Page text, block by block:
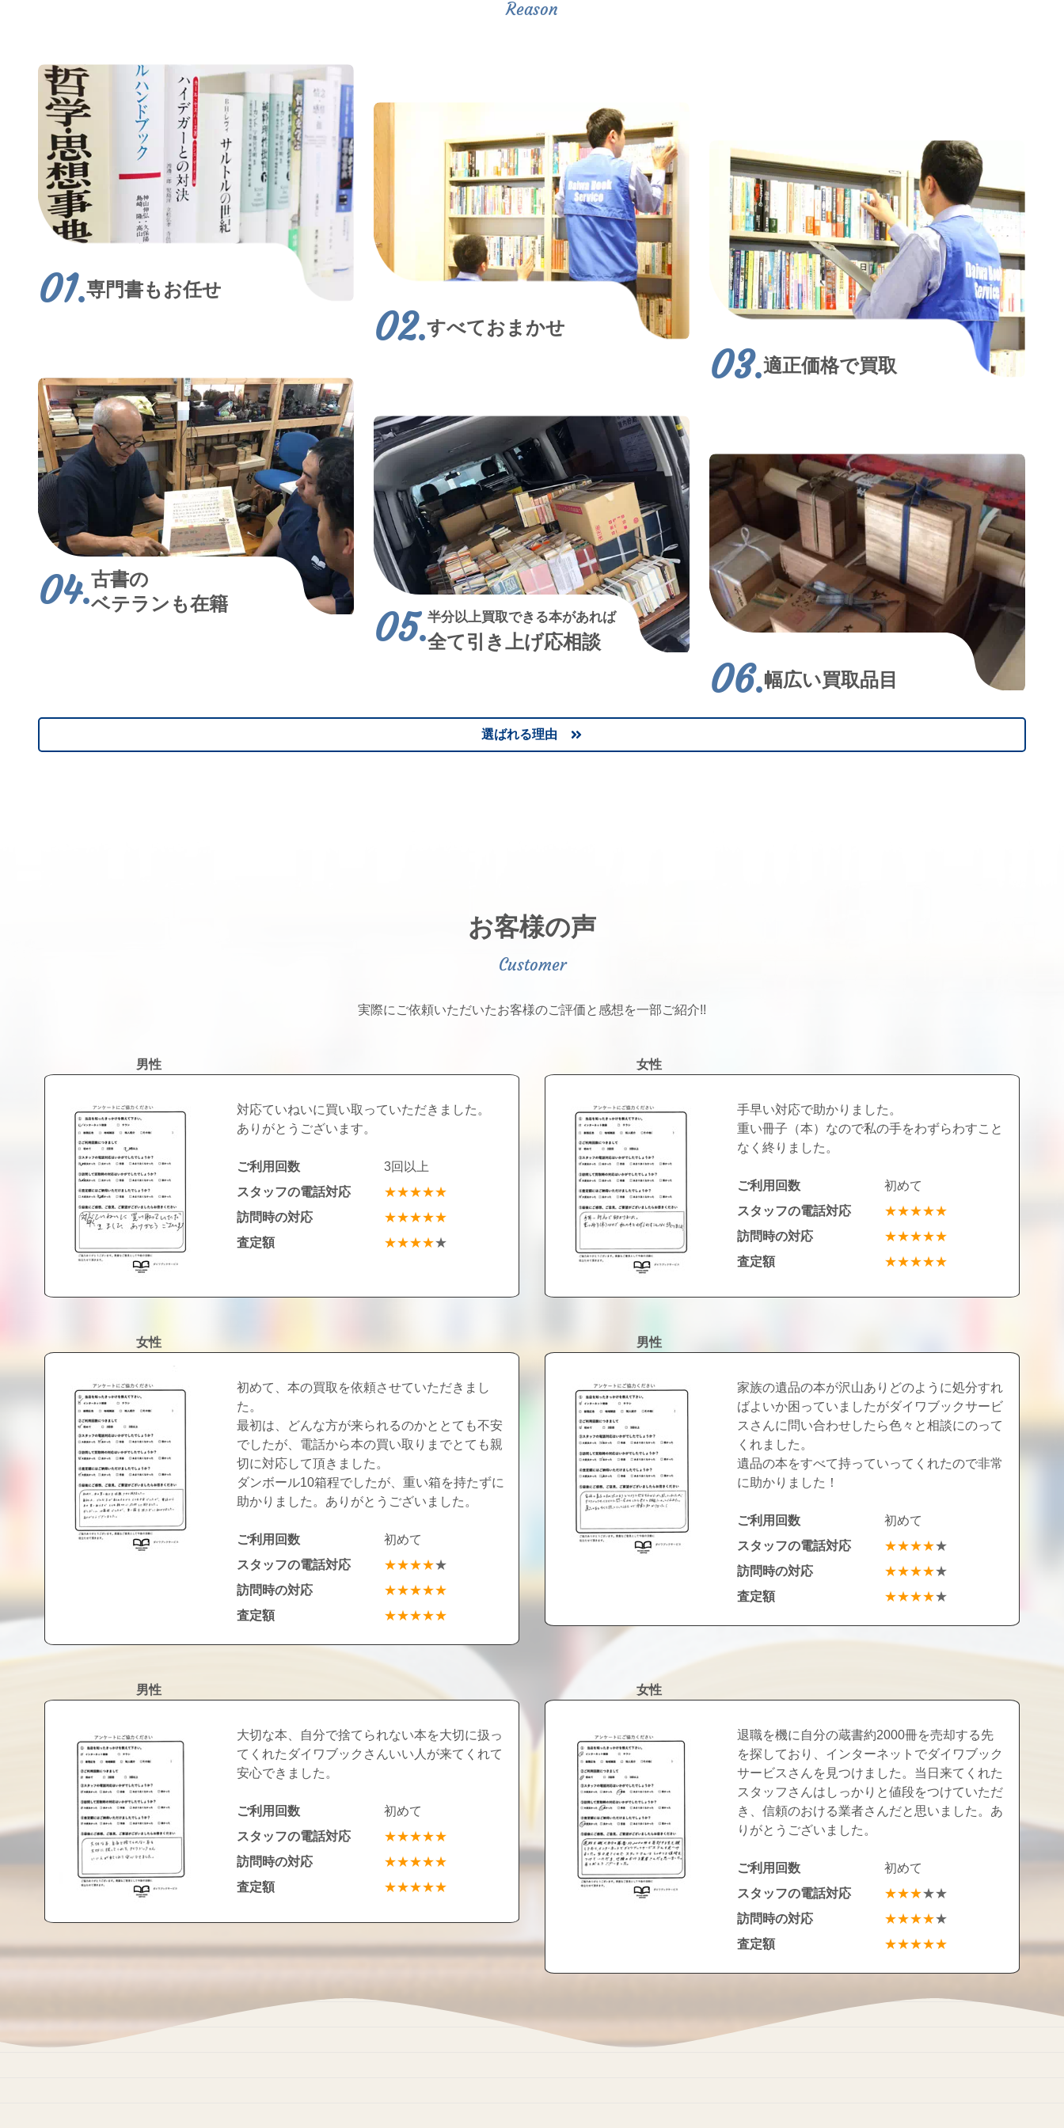
専門書もお任せ
すべておまかせ
適正価格で買取
古書の
ベテランも在籍
半分以上買取できる本があれば
全て引き上げ応相談
幅広い買取品目
選ばれる理由
お客様の声
実際にご依頼いただいたお客様のご評価と感想を一部ご紹介!!
男性
対応ていねいに買い取っていただきました。
ありがとうございます。
ご利用回数
3回以上
スタッフの電話対応
★★★★★
訪問時の対応
★★★★★
査定額
★★★★★
女性
手早い対応で助かりました。
重い冊子（本）なので私の手をわずらわすこと
なく終りました。
ご利用回数
初めて
スタッフの電話対応
★★★★★
訪問時の対応
★★★★★
査定額
★★★★★
女性
初めて、本の買取を依頼させていただきまし
た。
最初は、どんな方が来られるのかととても不安
でしたが、電話から本の買い取りまでとても親
切に対応して頂きました。
ダンボール10箱程でしたが、重い箱を持たずに
助かりました。ありがとうございました。
ご利用回数
初めて
スタッフの電話対応
★★★★★
訪問時の対応
★★★★★
査定額
★★★★★
男性
家族の遺品の本が沢山ありどのように処分すれ
ばよいか困っていましたがダイワブックサービ
スさんに問い合わせしたら色々と相談にのって
くれました。
遺品の本をすべて持っていってくれたので非常
に助かりました！
ご利用回数
初めて
スタッフの電話対応
★★★★★
訪問時の対応
★★★★★
査定額
★★★★★
男性
大切な本、自分で捨てられない本を大切に扱っ
てくれたダイワブックさんいい人が来てくれて
安心できました。
ご利用回数
初めて
スタッフの電話対応
★★★★★
訪問時の対応
★★★★★
査定額
★★★★★
女性
退職を機に自分の蔵書約2000冊を売却する先
を探しており、インターネットでダイワブック
サービスさんを見つけました。当日来てくれた
スタッフさんはしっかりと値段をつけていただ
き、信頼のおける業者さんだと思いました。あ
りがとうございました。
ご利用回数
初めて
スタッフの電話対応
★★★★★
訪問時の対応
★★★★★
査定額
★★★★★